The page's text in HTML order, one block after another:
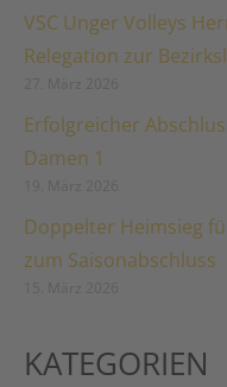
VSC Unger Volleys
Relegation zur
Erfolgreicher
Damen 1
Doppelter Heimsieg
zum Saisonabschluss
KATEGORIEN